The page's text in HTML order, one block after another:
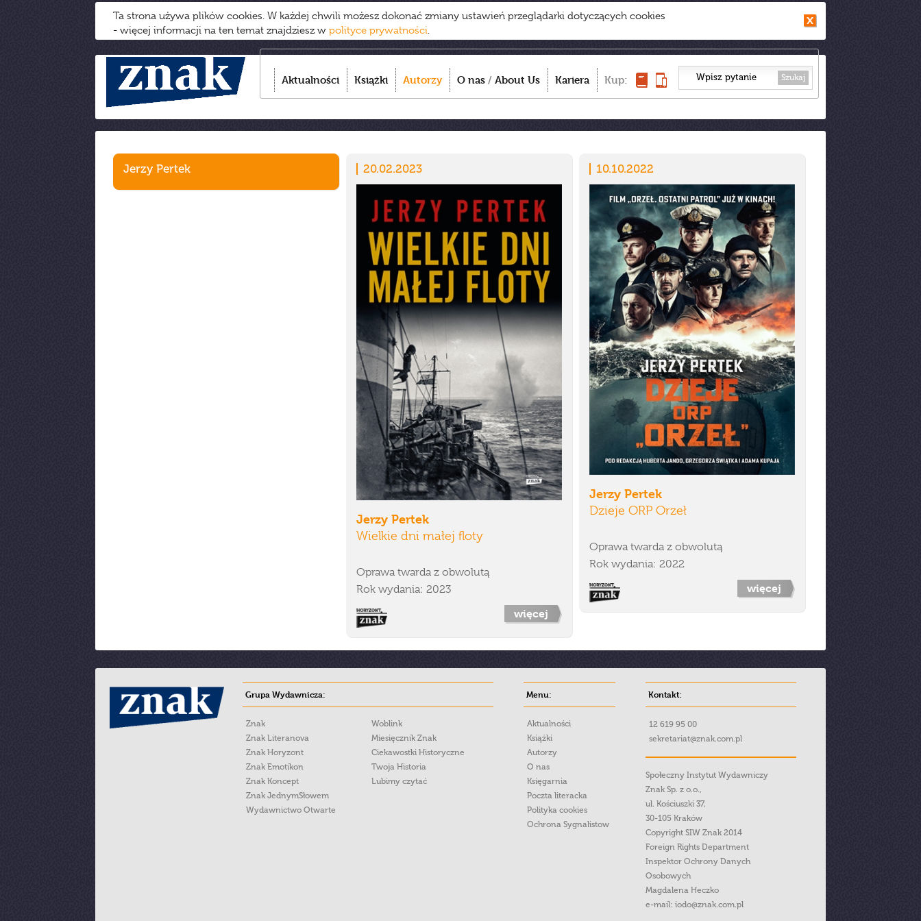
Ta strona używa plików cookies. W każdej chwili możesz dokonać zmiany ustawień przeglądarki dotyczących cookies
- więcej informacji na ten temat znajdziesz w polityce prywatności.
Aktualności Książki Autorzy O nas / About Us Kariera Kup: Szukaj
Jerzy Pertek 20.02.2023
Jerzy Pertek
Wielkie dni małej floty
Oprawa twarda z obwolutą
Rok wydania: 2023
więcej
10.10.2022
Jerzy Pertek
Dzieje ORP Orzeł
Oprawa twarda z obwolutą
Rok wydania: 2022
więcej
Grupa Wydawnicza:
Znak
Znak Literanova
Znak Horyzont
Znak Emotikon
Znak Koncept
Znak JednymSłowem
Wydawnictwo Otwarte
Woblink
Miesięcznik Znak
Ciekawostki Historyczne
Twoja Historia
Lubimy czytać
Menu:
Aktualności
Książki
Autorzy
O nas
Księgarnia
Poczta literacka
Polityka cookies
Ochrona Sygnalistow
Kontakt:
12 619 95 00
sekretariat@znak.com.pl
Społeczny Instytut Wydawniczy
Znak Sp. z o.o.,
ul. Kościuszki 37,
30-105 Kraków
Copyright SIW Znak 2014
Foreign Rights Department
Inspektor Ochrony Danych
Osobowych
Magdalena Heczko
e-mail: iodo@znak.com.pl